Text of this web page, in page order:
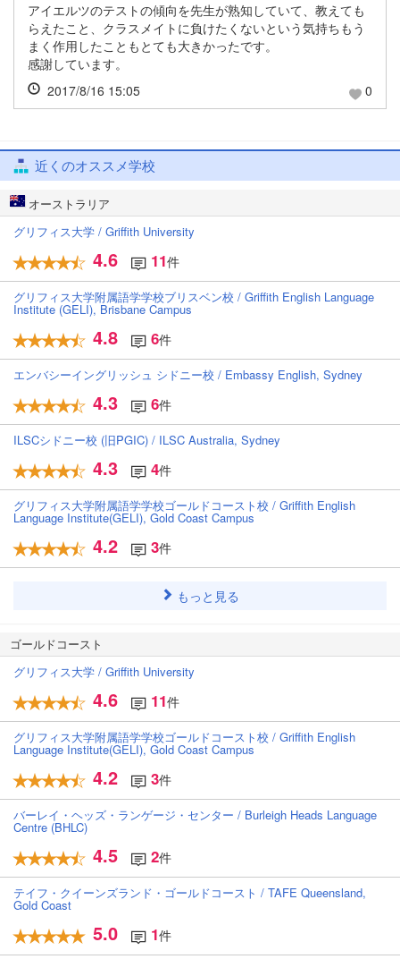
アイエルツのテストの傾向を先生が熟知していて、教えても
らえたこと、クラスメイトに負けたくないという気持ちもう
まく作用したこともとても大きかったです。
感謝しています。
2017/8/16 15:05
0
近くのオススメ学校
オーストラリア
グリフィス大学 / Griffith University
4.6 11件
グリフィス大学附属語学学校ブリスベン校 / Griffith English Language
Institute (GELI), Brisbane Campus
4.8 6件
エンバシーイングリッシュ シドニー校 / Embassy English, Sydney
4.3 6件
ILSCシドニー校 (旧PGIC) / ILSC Australia, Sydney
4.3 4件
グリフィス大学附属語学学校ゴールドコースト校 / Griffith English
Language Institute(GELI), Gold Coast Campus
4.2 3件
もっと見る
ゴールドコースト
グリフィス大学 / Griffith University
4.6 11件
グリフィス大学附属語学学校ゴールドコースト校 / Griffith English
Language Institute(GELI), Gold Coast Campus
4.2 3件
バーレイ・ヘッズ・ランゲージ・センター / Burleigh Heads Language
Centre (BHLC)
4.5 2件
テイフ・クイーンズランド・ゴールドコースト / TAFE Queensland,
Gold Coast
5.0 1件